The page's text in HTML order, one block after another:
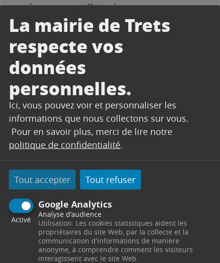
La mairie de Trets
respecte vos
données
personnelles.
Ici, vous pouvez voir et personnaliser les
informations que nous collectons sur vous.
Pour en savoir plus, merci de lire notre
politique de confidentialité.
Tout accepter Tout refuser
Google Analytics
Activé
Analyse d'audience
Utilisation: Les cookies statistiques aident les
propriétaires du site Web, par la collecte et la
communication d'informations de manière
anonyme, à comprendre comment les visiteurs
interagissent avec le site Web.
pour les vacances d’hiver !
Télécharger
CONTACT
SERVICE JEUNESSE
Centre de Loisirs716 chemin des Vertus
Trets
Télephone : 04 42 61 23 71
12h00 & de 14h00 à 17h00 - s.mante@trets.fr
Contacter par mail
Contacter